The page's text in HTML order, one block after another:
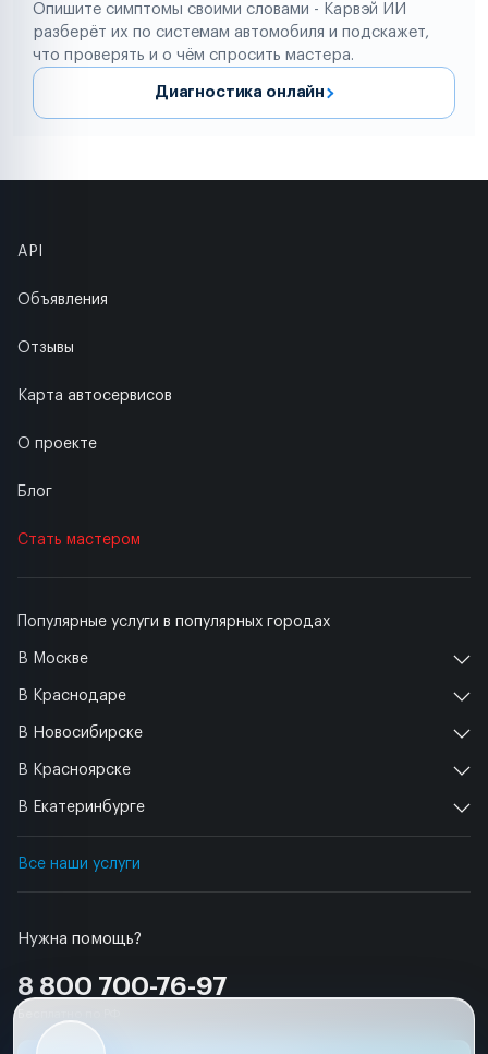
Опишите симптомы своими словами - Карвэй ИИ
разберёт их по системам автомобиля и подскажет,
что проверять и о чём спросить мастера.
Диагностика онлайн
Нужна помощь?
8 800 700-76-97
Популярные услуги в популярных городах
В Москве
В Краснодаре
В Новосибирске
В Красноярске
В Екатеринбурге
Все наши услуги
API
Объявления
Отзывы
Карта автосервисов
О проекте
Блог
Стать мастером